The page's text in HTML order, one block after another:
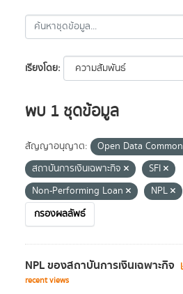
เรียงโดย
พบ 1 ชุดข้อมูล
สัญญาอนุญาต: Open Data Common
สถาบันการเงินเฉพาะกิจ
SFI
Non-Performing Loan
NPL
กรองผลลัพธ์
NPL ของสถาบันการเงินเฉพาะกิจ
recent views